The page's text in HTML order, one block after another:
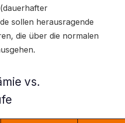
(dauerhafter
sollen herausragende
die über die normalen
vs.